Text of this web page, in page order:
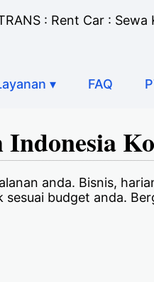
: Rent Car :
▾ FAQ
anda. Bisnis,
budget anda.